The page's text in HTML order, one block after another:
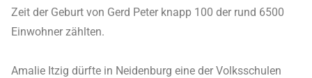
Zeit der Geburt von Gerd Peter knapp 100 der rund 6500
Einwohner zählten.
Amalie Itzig dürfte in Neidenburg eine der Volksschulen